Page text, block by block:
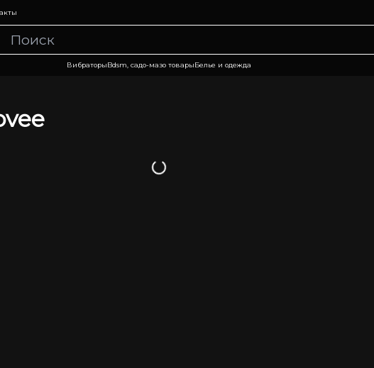
ВибраторыBdsm, садо-мазо товарыБелье и одежда
Загрузка